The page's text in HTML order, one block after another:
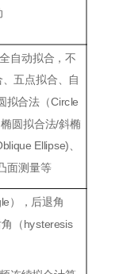
自动拟合，不
五点拟合、自
拟合法（Circle
椭圆拟合法/斜椭
Ellipse)
面测量等
），后退角
（hysteresis